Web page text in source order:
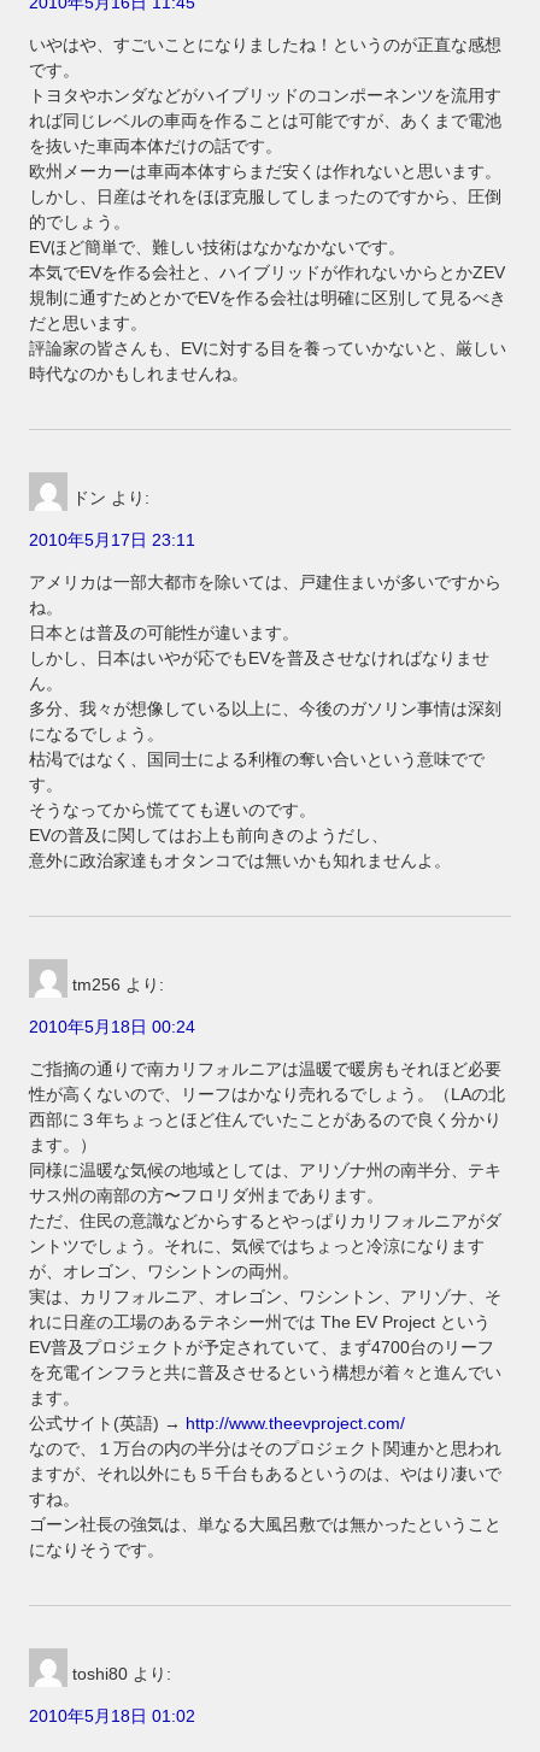
いやはや、すごいことになりましたね！というのが正直な感想
です。
トヨタやホンダなどがハイブリッドのコンポーネンツを流用す
れば同じレベルの車両を作ることは可能ですが、あくまで電池
を抜いた車両本体だけの話です。
欧州メーカーは車両本体すらまだ安くは作れないと思います。
しかし、日産はそれをほぼ克服してしまったのですから、圧倒
的でしょう。
EVほど簡単で、難しい技術はなかなかないです。
本気でEVを作る会社と、ハイブリッドが作れないからとかZEV
規制に通すためとかでEVを作る会社は明確に区別して見るべき
だと思います。
評論家の皆さんも、EVに対する目を養っていかないと、厳しい
時代なのかもしれませんね。
ドン より:
2010年5月17日 23:11
アメリカは一部大都市を除いては、戸建住まいが多いですから
ね。
日本とは普及の可能性が違います。
しかし、日本はいやが応でもEVを普及させなければなりませ
ん。
多分、我々が想像している以上に、今後のガソリン事情は深刻
になるでしょう。
枯渇ではなく、国同士による利権の奪い合いという意味でで
す。
そうなってから慌てても遅いのです。
EVの普及に関してはお上も前向きのようだし、
意外に政治家達もオタンコでは無いかも知れませんよ。
tm256 より:
2010年5月18日 00:24
ご指摘の通りで南カリフォルニアは温暖で暖房もそれほど必要
性が高くないので、リーフはかなり売れるでしょう。（LAの北
西部に３年ちょっとほど住んでいたことがあるので良く分かり
ます。）
同様に温暖な気候の地域としては、アリゾナ州の南半分、テキ
サス州の南部の方〜フロリダ州まであります。
ただ、住民の意識などからするとやっぱりカリフォルニアがダ
ントツでしょう。それに、気候ではちょっと冷涼になります
が、オレゴン、ワシントンの両州。
実は、カリフォルニア、オレゴン、ワシントン、アリゾナ、そ
れに日産の工場のあるテネシー州では The EV Project という
EV普及プロジェクトが予定されていて、まず4700台のリーフ
を充電インフラと共に普及させるという構想が着々と進んでい
ます。
公式サイト(英語) → http://www.theevproject.com/
なので、１万台の内の半分はそのプロジェクト関連かと思われ
ますが、それ以外にも５千台もあるというのは、やはり凄いで
すね。
ゴーン社長の強気は、単なる大風呂敷では無かったということ
になりそうです。
toshi80 より:
2010年5月18日 01:02